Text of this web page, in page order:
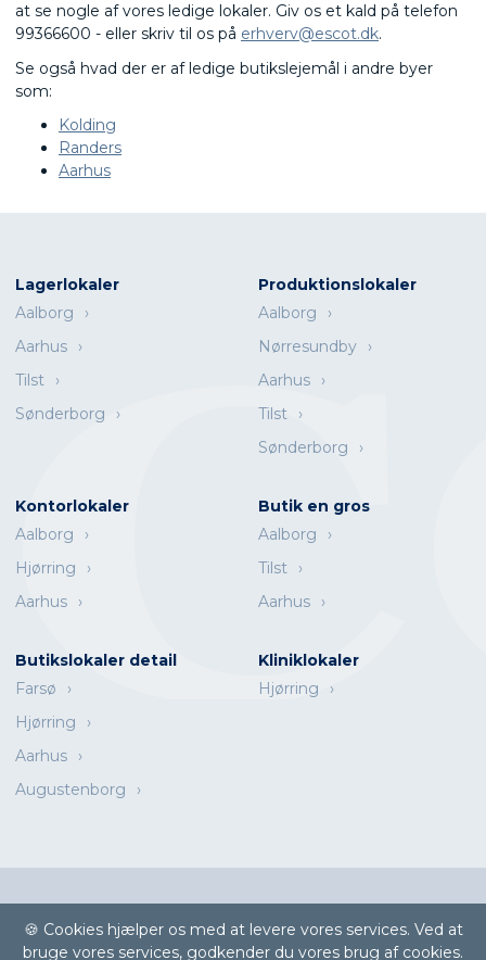
at se nogle af vores ledige lokaler. Giv os et kald på telefon
99366600 - eller skriv til os på erhverv@escot.dk.
Se også hvad der er af ledige butikslejemål i andre byer
som:
Kolding
Randers
Aarhus
Lagerlokaler
Aalborg
Aarhus
Tilst
Sønderborg
Produktionslokaler
Aalborg
Nørresundby
Aarhus
Tilst
Sønderborg
Kontorlokaler
Aalborg
Hjørring
Aarhus
Butik en gros
Aalborg
Tilst
Aarhus
Butikslokaler detail
Farsø
Hjørring
Aarhus
Augustenborg
Kliniklokaler
Hjørring
Escot A/S | Østre Alle 102 | DK-9000 Aalborg | Telefon
(+45) 99 36
66 00| info@escot.dk
🍪 Cookies hjælper os med at levere vores services. Ved at
bruge vores services, godkender du vores brug af cookies.